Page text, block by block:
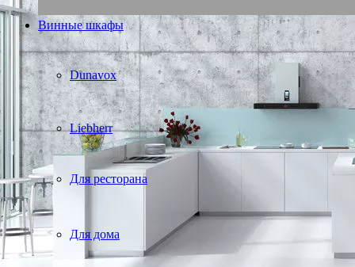
Винные шкафы
Dunavox
Liebherr
Для ресторана
Для дома